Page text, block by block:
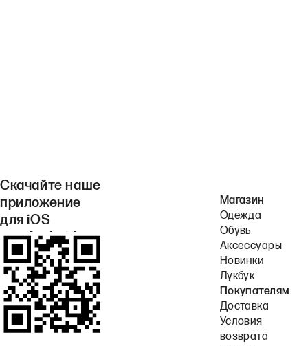
Скачайте наше
приложение
для iOS
или Android.
Магазин
Одежда
Обувь
Аксессуары
Новинки
Лукбук
Покупателям
Доставка
Условия
возврата